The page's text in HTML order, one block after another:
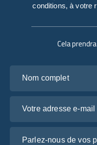
Cela
conditions, à votre